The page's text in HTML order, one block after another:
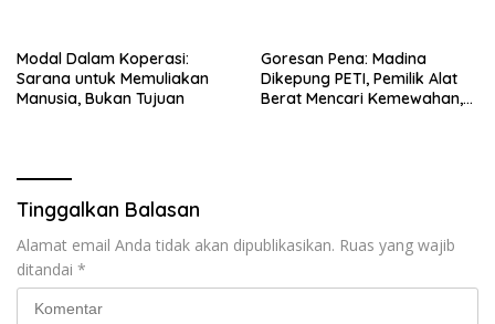
Modal Dalam Koperasi:
Sarana untuk Memuliakan
Manusia, Bukan Tujuan
Goresan Pena: Madina
Dikepung PETI, Pemilik Alat
Berat Mencari Kemewahan,
Tinggalkan Balasan
Alamat email Anda tidak akan dipublikasikan. Ruas yang wajib
ditandai *